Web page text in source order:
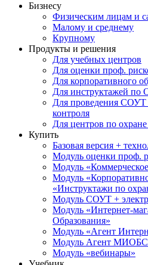
Бизнесу
Физическим лицам и
Малому и среднему
Крупному
Продукты и решения
Для учебных центров
Для оценки проф.
Для корпоративного
Для инструктажей по
Для проведения СОУТ
контроля
Для центров по охране
Купить
Базовая версия +
Модуль оценки проф.
Модуль
Модуль
«Инструктажи по
Модуль СОУТ +
Модуль «Интернет-
Образования»
Модуль «Агент
Модуль Агент МИОБС
Модуль «вебинары»